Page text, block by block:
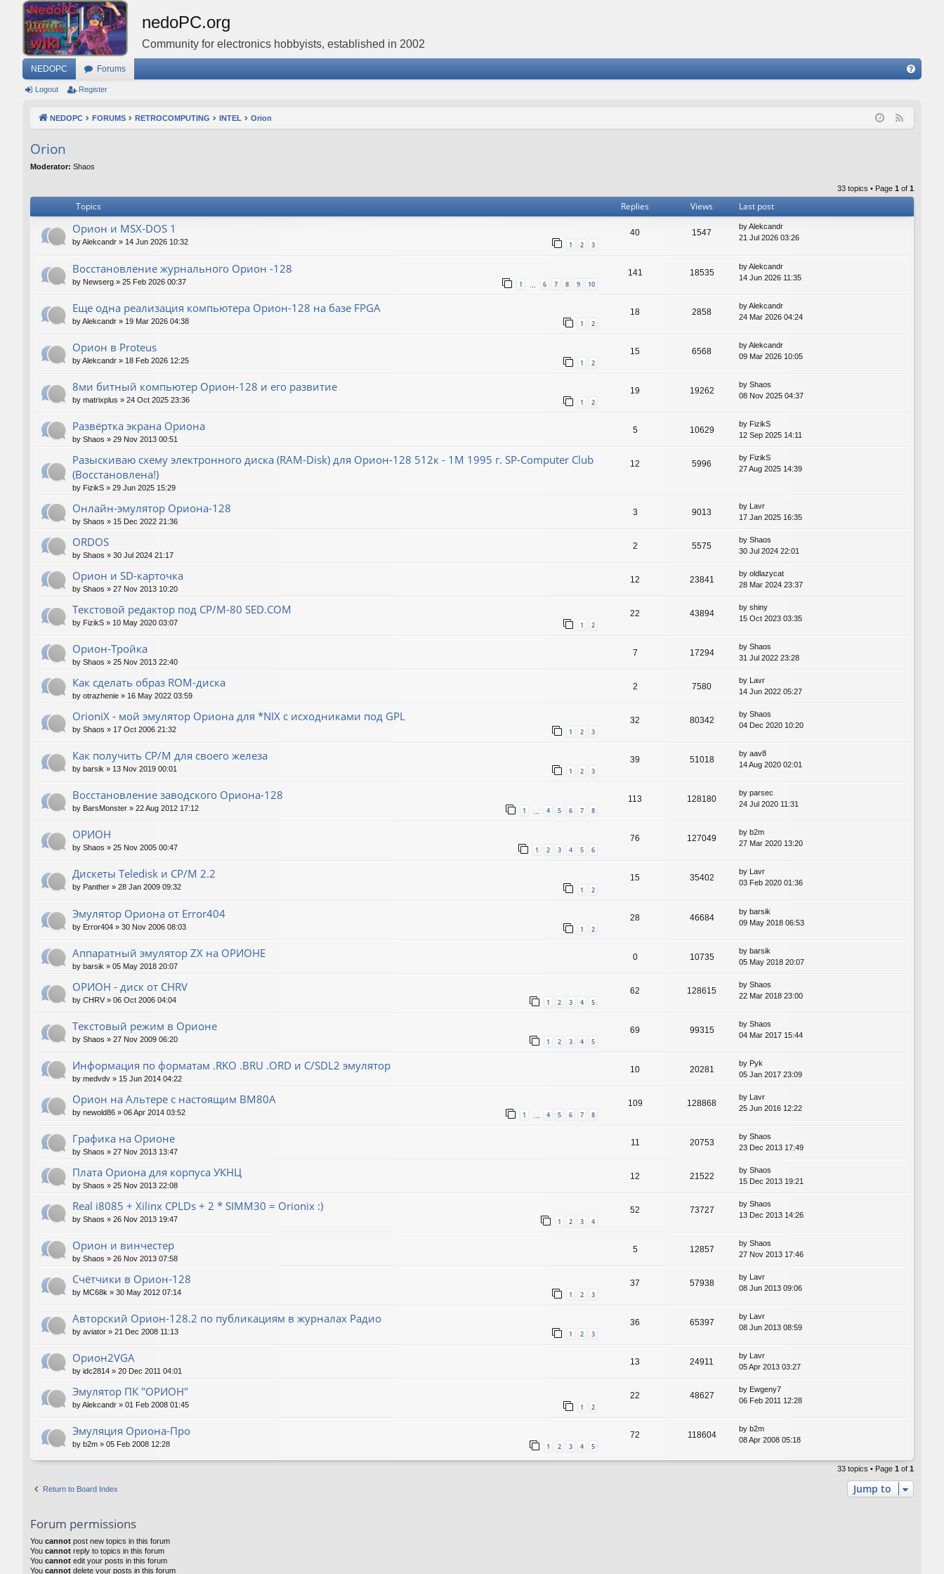
nedoPC.org
Community for electronics hobbyists, established in 2002
NEDOPC Forums
Q
Logout Register
NEDOPC FORUMS RETROCOMPUTING INTEL Orion
Orion
Moderator: Shaos
33 topics • Page 1 of 1
Topics Replies Views Last post
Орион и MSX-DOS 1
byAlekcandr » 14 Jun 2026 10:32 1 2 3
40 1547
byAlekcandr
21 Jul 2026 03:26
Восстановление журнального Орион -128
by Newserg » 25 Feb 2026 00:37 1 6 7 8 9 10
141 18535
byAlekcandr
14 Jun 2026 11:35
Еще одна реализация компьютера Орион-128 на базе FPGA
byAlekcandr » 19 Mar 2026 04:38 1 2
18 2858
byAlekcandr
24 Mar 2026 04:24
Орион в Proteus
byAlekcandr » 18 Feb 2026 12:25 1 2
15 6568
byAlekcandr
09 Mar 2026 10:05
8ми битный компьютер Орион-128 и его развитие
by matrixplus » 24 Oct 2025 23:36 1 2
19 19262
by Shaos
08 Nov 2025 04:37
Развёртка экрана Ориона
by Shaos » 29 Nov 2013 00:51
5 10629
by FizikS
12 Sep 2025 14:11
Разыскиваю схему электронного диска (RAM-Disk) для Орион-128 512к - 1М 1995 г. SP-Computer Club
(Восстановлена!)
by FizikS » 29 Jun 2025 15:29
12 5996
by FizikS
27 Aug 2025 14:39
Онлайн-эмулятор Ориона-128
by Shaos » 15 Dec 2022 21:36
3 9013
by Lavr
17 Jan 2025 16:35
ORDOS
by Shaos » 30 Jul 2024 21:17
2 5575
by Shaos
30 Jul 2024 22:01
Орион и SD-карточка
by Shaos » 27 Nov 2013 10:20
12 23841
by oldlazycat
28 Mar 2024 23:37
Текстовой редактор под CP/M-80 SED.COM
by FizikS » 10 May 2020 03:07 1 2
22 43894
by shiny
15 Oct 2023 03:35
Орион-Тройка
by Shaos » 25 Nov 2013 22:40
7 17294
by Shaos
31 Jul 2022 23:28
Как сделать образ ROM-диска
by otrazhenie » 16 May 2022 03:59
2 7580
by Lavr
14 Jun 2022 05:27
OrioniX - мой эмулятор Ориона для *NIX с исходниками под GPL
by Shaos » 17 Oct 2006 21:32 1 2 3
32 80342
by Shaos
04 Dec 2020 10:20
Как получить CP/M для своего железа
by barsik » 13 Nov 2019 00:01 1 2 3
39 51018
by aav8
14 Aug 2020 02:01
Восстановление заводского Ориона-128
by BarsMonster » 22 Aug 2012 17:12 1 … 4 5 6 7 8
113 128180
by parsec
24 Jul 2020 11:31
ОРИОН
by Shaos » 25 Nov 2005 00:47 1 2 3 4 5 6
76 127049
by b2m
27 Mar 2020 13:20
Дискеты Teledisk и CP/M 2.2
by Panther » 28 Jan 2009 09:32 1 2
15 35402
by Lavr
03 Feb 2020 01:36
Эмулятор Ориона от Error404
by Error404 » 30 Nov 2006 08:03 1 2
28 46684
by barsik
09 May 2018 06:53
Аппаратный эмулятор ZX на ОРИОНЕ
by barsik » 05 May 2018 20:07
0 10735
by barsik
05 May 2018 20:07
ОРИОН - диск от CHRV
by CHRV » 06 Oct 2006 04:04 1 2 3 4 5
62 128615
by Shaos
22 Mar 2018 23:00
Текстовый режим в Орионе
by Shaos » 27 Nov 2009 06:20 1 2 3 4 5
69 99315
by Shaos
04 Mar 2017 15:44
Информация по форматам .RKO .BRU .ORD и С/SDL2 эмулятор
by medvdv » 15 Jun 2014 04:22
10 20281
by Pyk
05 Jan 2017 23:09
Орион на Альтере с настоящим ВМ80А
by newold86 » 06 Apr 2014 03:52 1 4 5 6 7 8
109 128868
by Lavr
25 Jun 2016 12:22
Графика на Орионе
by Shaos » 27 Nov 2013 13:47
11 20753
by Shaos
23 Dec 2013 17:49
Плата Ориона для корпуса УКНЦ
by Shaos » 25 Nov 2013 22:08
12 21522
by Shaos
15 Dec 2013 19:21
Real i8085 + Xilinx CPLDs + 2 * SIMM30 = Orionix :)
by Shaos » 26 Nov 2013 19:47 1 2 3 4
52 73727
by Shaos
13 Dec 2013 14:26
Орион и винчестер
by Shaos » 26 Nov 2013 07:58
5 12857
by Shaos
27 Nov 2013 17:46
Счётчики в Орион-128
by MC68k » 30 May 2012 07:14 1 2 3
37 57938
by Lavr
08 Jun 2013 09:06
Авторский Орион-128.2 по публикациям в журналах Радио
by aviator » 21 Dec 2008 11:13 1 2 3
36 65397
by Lavr
08 Jun 2013 08:59
Орион2VGA
by idc2814 » 20 Dec 2011 04:01
13 24911
by Lavr
05 Apr 2013 03:27
Эмулятор ПК "ОРИОН"
byAlekcandr » 01 Feb 2008 01:45 1 2
22 48627
by Ewgeny7
06 Feb 2011 12:28
Эмуляция Ориона-Про
by b2m » 05 Feb 2008 12:28 1 2 3 4 5
72 118604
by b2m
08 Apr 2008 05:18
33 topics • Page 1 of 1
Return to Board Index Jump to
Forum permissions
You cannot post new topics in this forum
You cannot reply to topics in this forum
You cannot edit your posts in this forum
You cannot delete your posts in this forum